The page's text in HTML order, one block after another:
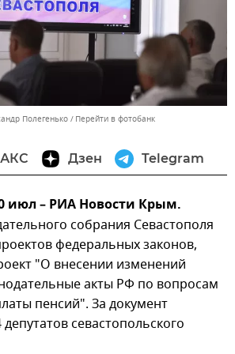
Полегенько Перейти в фотобанк
Дзен Telegram
июл – РИА Новости Крым.
собрания Севастополя
федеральных законов,
"О внесении изменений
акты РФ по вопросам
пенсий". За документ
севастопольского